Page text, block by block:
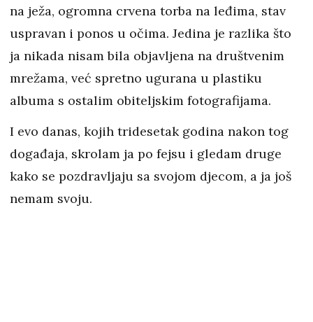
na ježa, ogromna crvena torba na leđima, stav
uspravan i ponos u očima. Jedina je razlika što
ja nikada nisam bila objavljena na društvenim
mrežama, već spretno ugurana u plastiku
albuma s ostalim obiteljskim fotografijama.
I evo danas, kojih tridesetak godina nakon tog
događaja, skrolam ja po fejsu i gledam druge
kako se pozdravljaju sa svojom djecom, a ja još
nemam svoju.